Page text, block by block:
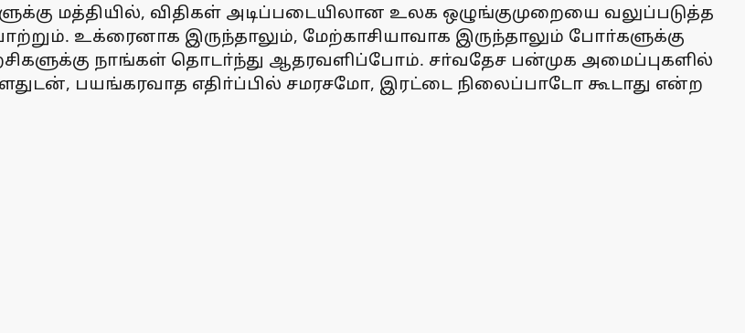
மத்தியில், விதிகள் அடிப்படையிலான உலக ஒழுங்குமுறையை வலுப்படுத்த
உக்ரைனாக இருந்தாலும், மேற்காசியாவாக இருந்தாலும் போா்களுக்கு
நாங்கள் தொடா்ந்து ஆதரவளிப்போம். சா்வதேச பன்முக அமைப்புகளில்
பயங்கரவாத எதிா்ப்பில் சமரசமோ, இரட்டை நிலைப்பாடோ கூடாது என்ற